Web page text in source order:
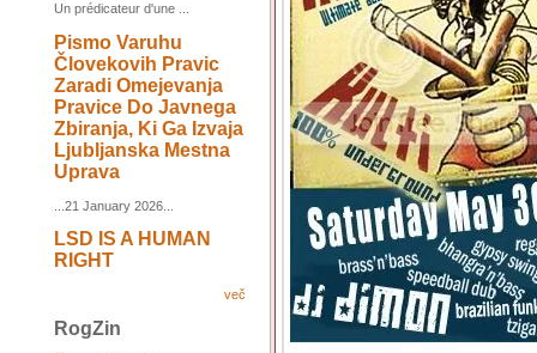
Un prédicateur d'une ...
Pismo Varuhu
Človekovih Pravic
Zaradi Omejevanja
Pravice Do Javnega
Zbiranja, Ki Ga Izvaja
Ljubljanska Mestna
Uprava
...21 January 2026...
LSD IS A HUMAN
RIGHT
več
RogZin